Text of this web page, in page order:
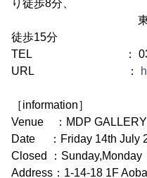
り徒歩8分、
東急田園都市
徒歩15分
TEL ： 03-
URL ：
［information］
Venue ：MDP GALLERY
Date ：Friday 14th July
Closed ：Sunday,Monday
Address：1-14-18 1F